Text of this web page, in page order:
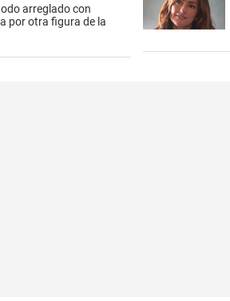
arreglado con
por otra figura de la